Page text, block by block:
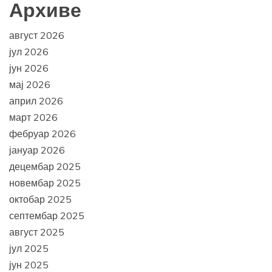
Архиве
август 2026
јул 2026
јун 2026
мај 2026
април 2026
март 2026
фебруар 2026
јануар 2026
децембар 2025
новембар 2025
октобар 2025
септембар 2025
август 2025
јул 2025
јун 2025